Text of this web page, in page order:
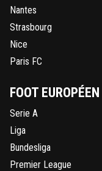
Nantes
Strasbourg
Nice
Paris FC
FOOT EUROPÉEN
Serie A
Liga
Bundesliga
Premier League